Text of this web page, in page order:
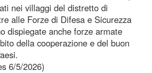
nei villaggi del distretto di
alle Forze di Difesa e Sicurezza
dispiegate anche forze armate
della cooperazione e del buon
6/5/2026)